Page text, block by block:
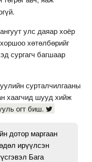
улс даяар хоёр
хөтөлбөрийг
сургагч багшаар
сурталчилгааны
хаагчид шууд хийж
огт биш.
дотор маргаан
ирүүлсэн
Бага